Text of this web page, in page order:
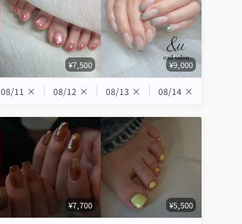
¥7,500 ¥9,000
08/11 × 08/12 × 08/13 × 08/14 ×
¥7,700 ¥5,500